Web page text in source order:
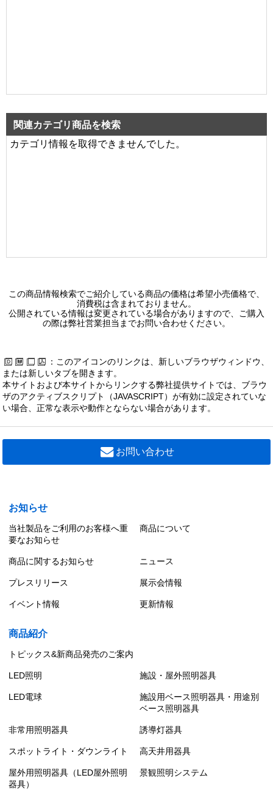
関連カテゴリ商品を検索
カテゴリ情報を取得できませんでした。
この商品情報検索でご紹介している商品の価格は希望小売価格で、
消費税は含まれておりません。
公開されている情報は変更されている場合がありますので、ご購入
の際は弊社営業担当までお問い合わせください。
：このアイコンのリンクは、新しいブラウザウィンドウ、
または新しいタブを開きます。
本サイトおよび本サイトからリンクする弊社提供サイトでは、ブラウ
ザのアクティブスクリプト（JAVASCRIPT）が有効に設定されていな
い場合、正常な表示や動作とならない場合があります。
お問い合わせ
お知らせ
当社製品をご利用のお客様へ重
要なお知らせ
商品について
商品に関するお知らせ ニュース
プレスリリース 展示会情報
イベント情報 更新情報
商品紹介
トピックス&新商品発売のご案内
LED照明 施設・屋外照明器具
LED電球
施設用ベース照明器具・用途別
ベース照明器具
非常用照明器具 誘導灯器具
スポットライト・ダウンライト 高天井用器具
屋外用照明器具（LED屋外照明
器具）
景観照明システム